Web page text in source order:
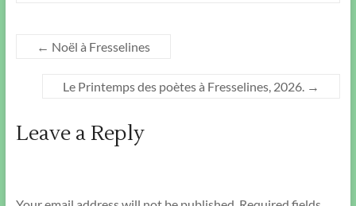
← Noël à Fresselines
Le Printemps des poètes à Fresselines, 2026. →
Leave a Reply